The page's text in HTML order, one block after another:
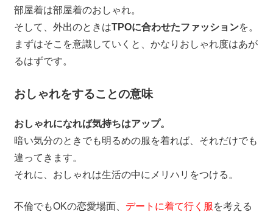
部屋着は部屋着のおしゃれ。
そして、外出のときはTPOに合わせたファッションを。
まずはそこを意識していくと、かなりおしゃれ度はあが
るはずです。
おしゃれをすることの意味
おしゃれになれば気持ちはアップ。
暗い気分のときでも明るめの服を着れば、それだけでも
違ってきます。
それに、おしゃれは生活の中にメリハリをつける。
不倫でもOKの恋愛場面、 デートに着て行く服 を考える